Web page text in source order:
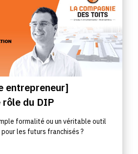
entrepreneur]
rôle du DIP
formalité ou un véritable outil
pour les futurs franchisés ?